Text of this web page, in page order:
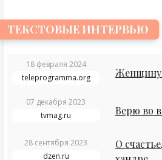
ТЕКСТОВЫЕ ИНТЕРВЬЮ
18 февраля 2024
teleprogramma.org
Женщину
07 декабря 2023
tvmag.ru
Верю во
28 сентября 2023
dzen.ru
О